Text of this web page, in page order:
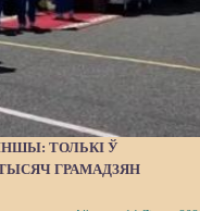
ТОЛЬКІ Ў
ГРАМАДЗЯН